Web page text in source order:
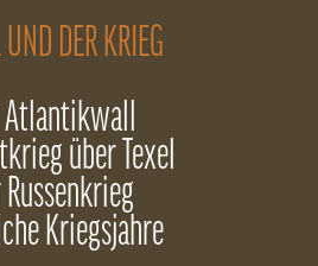
UND DER KRIEG
Atlantikwall
über Texel
Kriegsjahre